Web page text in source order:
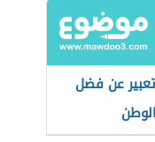
تعبير عن فضل
الوطن